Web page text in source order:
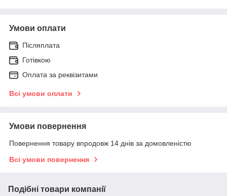
Умови оплати
Післяплата
Готівкою
Оплата за реквізитами
Всі умови оплати
Умови повернення
Повернення товару впродовж 14 днів за домовленістю
Всі умови повернення
Подібні товари компанії